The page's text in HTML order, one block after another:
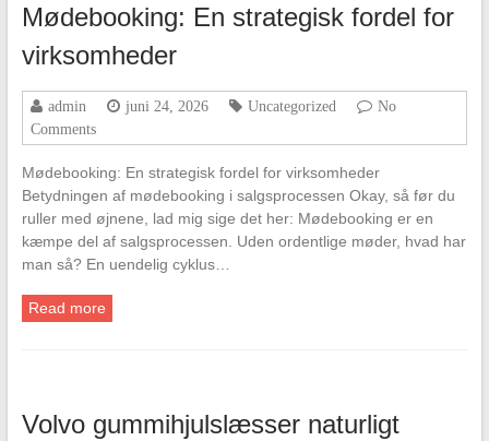
Mødebooking: En strategisk fordel for
virksomheder
admin juni 24, 2026 Uncategorized
No
Comments
Mødebooking: En strategisk fordel for virksomheder
Betydningen af mødebooking i salgsprocessen Okay, så før du
ruller med øjnene, lad mig sige det her: Mødebooking er en
kæmpe del af salgsprocessen. Uden ordentlige møder, hvad har
man så? En uendelig cyklus…
Read more
Volvo gummihjulslæsser naturligt